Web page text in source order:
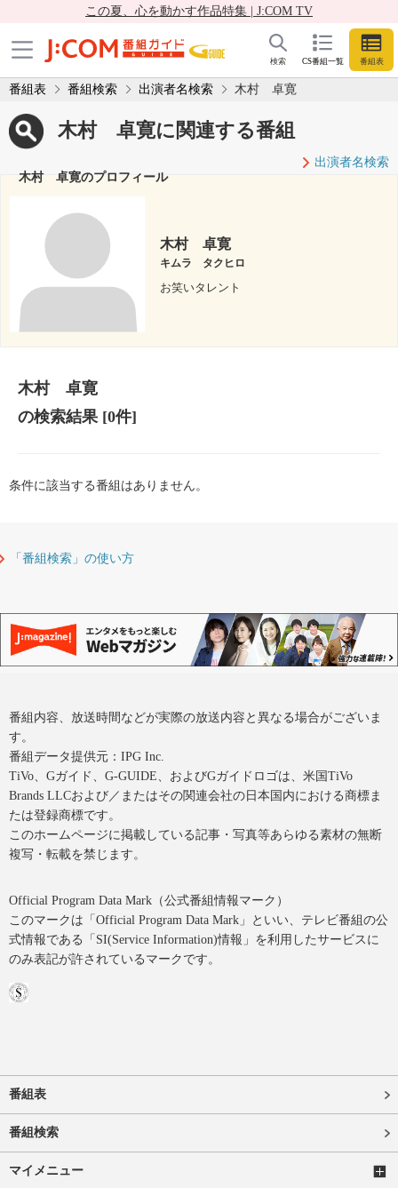
この夏、心を動かす作品特集 | J:COM TV
CS番組一覧 番組表
検索
番組表 番組検索 出演者名検索 木村 卓寛
木村 卓寛に関連する番組
出演者名検索
木村 卓寛のプロフィール
木村 卓寛
キムラ タクヒロ
お笑いタレント
木村 卓寛
の検索結果[0件]
条件に該当する番組はありません。
「番組検索」の使い方
番組内容、放送時間などが実際の放送内容と異なる場合がございま
す。
番組データ提供元：IPG Inc.
TiVo、Gガイド、G-GUIDE、およびGガイドロゴは、米国TiVo
Brands LLCおよび／またはその関連会社の日本国内における商標ま
たは登録商標です。
このホームページに掲載している記事・写真等あらゆる素材の無断
複写・転載を禁じます。
Official Program Data Mark（公式番組情報マーク）
このマークは「Official Program Data Mark」といい、テレビ番組の公
式情報である「SI(Service Information)情報」を利用したサービスに
のみ表記が許されているマークです。
番組表
番組検索
マイメニュー